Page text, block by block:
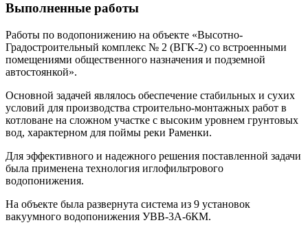
Выполненные работы
Работы по водопонижению на объекте «Высотно-
Градостроительный комплекс № 2 (ВГК-2) со встроенными
помещениями общественного назначения и подземной
автостоянкой».
Основной задачей являлось обеспечение стабильных и сухих
условий для производства строительно-монтажных работ в
котловане на сложном участке с высоким уровнем грунтовых
вод, характерном для поймы реки Раменки.
Для эффективного и надежного решения поставленной задачи
была применена технология иглофильтрового
водопонижения.
На объекте была развернута система из 9 установок
вакуумного водопонижения УВВ-3А-6КМ.